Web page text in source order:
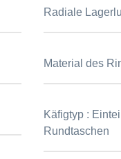
Radiale
Material des
Käfigtyp :
Rundtaschen